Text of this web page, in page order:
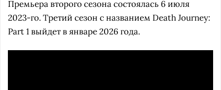
Премьера второго сезона состоялась 6 июля
2023-го. Третий сезон с названием Death Journey:
Part 1 выйдет в январе 2026 года.